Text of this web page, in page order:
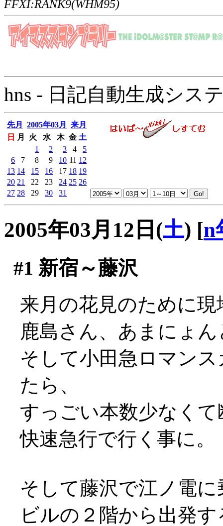
FFXI:RANK9(WHM95)
hns - 日記自動生成シス
先月 2005年03月
来月
日
月 火 水 木 金 土
1
2 3 4
5
6
7 8 9 10 11 12
13 14 15 16 17 18 19
20 21 22 23 24 25 26
27 28 29 30 31
2005年03月12日(土) [n
#1 新宿～藤沢
来月の花見のために現
鹿島さん、あまにょ
そして小田急ロマン
たら、
すっごい本数少なくて
快速急行で行く事に。
そして藤沢で江ノ電
ビルの２階から出発